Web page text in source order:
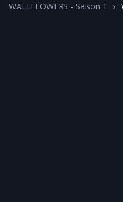
WALLFLOWERS - Saison 1